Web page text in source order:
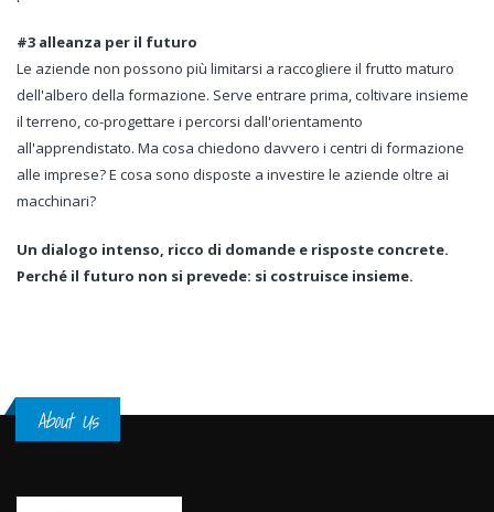
#3 alleanza per il futuro
Le aziende non possono più limitarsi a raccogliere il frutto maturo
dell'albero della formazione. Serve entrare prima, coltivare insieme
il terreno, co-progettare i percorsi dall'orientamento
all'apprendistato. Ma cosa chiedono davvero i centri di formazione
alle imprese? E cosa sono disposte a investire le aziende oltre ai
macchinari?
Un dialogo intenso, ricco di domande e risposte concrete.
Perché il futuro non si prevede: si costruisce insieme.
About Us